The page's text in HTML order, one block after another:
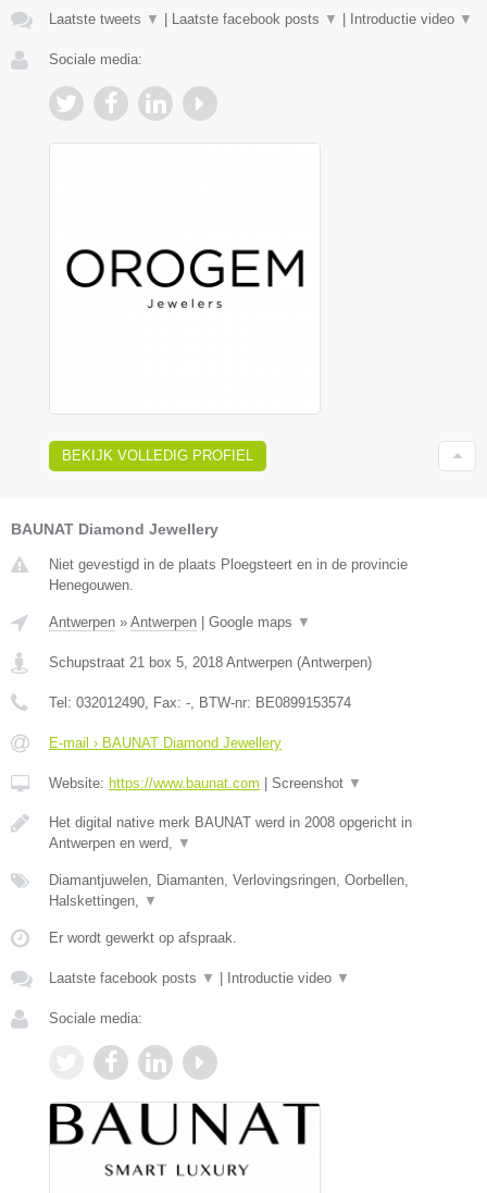
Laatste tweets ▼ Laatste facebook posts ▼ Introductie video ▼
Sociale media:
BEKIJK VOLLEDIG PROFIEL
BAUNAT Diamond Jewellery
Niet gevestigd in de plaats Ploegsteert en in de provincie
Henegouwen.
Antwerpen » Antwerpen Google maps ▼
Schupstraat 21 box 5 2018 Antwerpen (Antwerpen)
Tel: 032012490 , Fax: - , BTW-nr: BE0899153574
E-mail › BAUNAT Diamond Jewellery
Website: https://www.baunat.com Screenshot ▼
Het digital native merk BAUNAT werd in 2008 opgericht in
Antwerpen en werd,
▼
Diamantjuwelen, Diamanten, Verlovingsringen, Oorbellen,
Halskettingen,
▼
Er wordt gewerkt op afspraak.
Laatste facebook posts ▼ Introductie video ▼
Sociale media: